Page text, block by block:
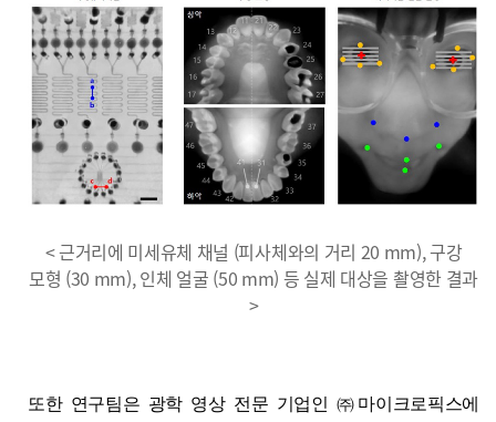
< 근거리에 미세유체 채널 (피사체와의 거리 20 mm), 구강
모형 (30 mm), 인체 얼굴 (50 mm) 등 실제 대상을 촬영한 결과
>
또한 연구팀은 광학 영상 전문 기업인 ㈜마이크로픽스에